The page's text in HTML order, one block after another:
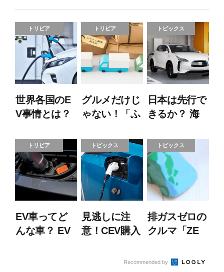
トリビア
世界各国のE
V事情とは？
題を解説！
トリビア
グルメだけじ
ゃない！「ふ
でドライブし
よう！
トピックス
日本は先行で
きるか？ 海
導入政策と比
べると…
トリビア
EV車ってど
んな車？ EV
トピックス
見逃しに注
意！CEV購入
方自治体の支
トピックス
排ガスゼロの
クルマ「ZE
に？
Recommended by